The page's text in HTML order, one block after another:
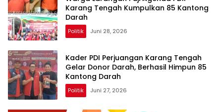
Karang Tengah Kumpulkan 85 Kantong
Darah
Politik Juni 28, 2026
Kader PDI Perjuangan Karang Tengah
Gelar Donor Darah, Berhasil Himpun 85
Kantong Darah
Politik Juni 27, 2026